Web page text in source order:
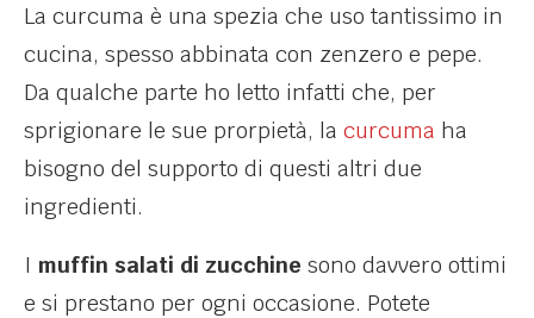
La curcuma è una spezia che uso tantissimo in
cucina, spesso abbinata con zenzero e pepe.
Da qualche parte ho letto infatti che, per
sprigionare le sue prorpietà, la curcuma ha
bisogno del supporto di questi altri due
ingredienti.
I muffin salati di zucchine sono davvero ottimi
e si prestano per ogni occasione. Potete